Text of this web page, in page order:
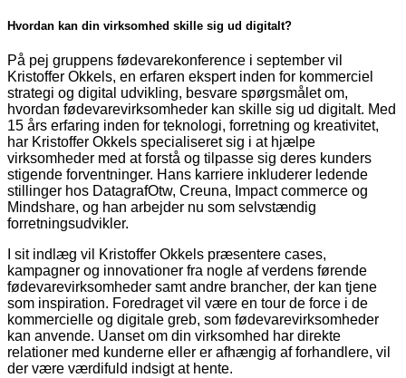
Hvordan kan din virksomhed skille sig ud digitalt?
På pej gruppens fødevarekonference i september vil
Kristoffer Okkels, en erfaren ekspert inden for kommerciel
strategi og digital udvikling, besvare spørgsmålet om,
hvordan fødevarevirksomheder kan skille sig ud digitalt. Med
15 års erfaring inden for teknologi, forretning og kreativitet,
har Kristoffer Okkels specialiseret sig i at hjælpe
virksomheder med at forstå og tilpasse sig deres kunders
stigende forventninger. Hans karriere inkluderer ledende
stillinger hos DatagrafOtw, Creuna, Impact commerce og
Mindshare, og han arbejder nu som selvstændig
forretningsudvikler.
I sit indlæg vil Kristoffer Okkels præsentere cases,
kampagner og innovationer fra nogle af verdens førende
fødevarevirksomheder samt andre brancher, der kan tjene
som inspiration. Foredraget vil være en tour de force i de
kommercielle og digitale greb, som fødevarevirksomheder
kan anvende. Uanset om din virksomhed har direkte
relationer med kunderne eller er afhængig af forhandlere, vil
der være værdifuld indsigt at hente.